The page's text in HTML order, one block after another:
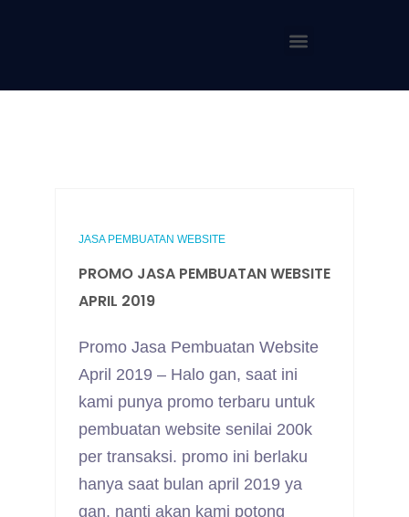
JASA PEMBUATAN WEBSITE
PROMO JASA PEMBUATAN WEBSITE
APRIL 2019
Promo Jasa Pembuatan Website
April 2019 – Halo gan, saat ini
kami punya promo terbaru untuk
pembuatan website senilai 200k
per transaksi. promo ini berlaku
hanya saat bulan april 2019 ya
gan. nanti akan kami potong